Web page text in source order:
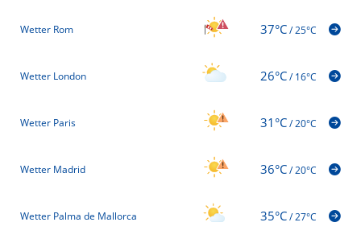
Wetter Rom 37°C/25°C
Wetter London 26°C/16°C
Wetter Paris 31°C/20°C
Wetter Madrid 36°C/20°C
Wetter Palma de Mallorca 35°C/27°C